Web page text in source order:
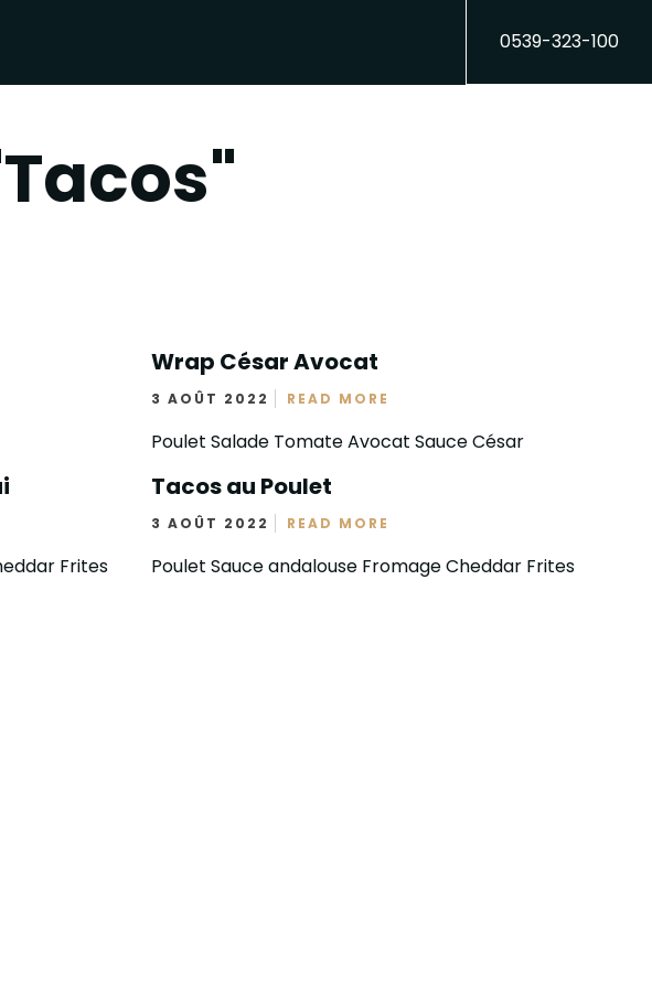
0539-323-100
Wrap César Avocat
3 AOÛT 2022 READ MORE
Poulet Salade Tomate Avocat Sauce César
Frites
Tacos au Poulet
3 AOÛT 2022 READ MORE
Poulet Sauce andalouse Fromage Cheddar Frites